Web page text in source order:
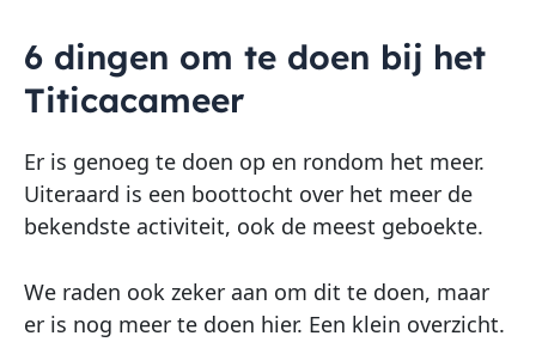
6 dingen om te doen bij het
Titicacameer
Er is genoeg te doen op en rondom het meer.
Uiteraard is een boottocht over het meer de
bekendste activiteit, ook de meest geboekte.
We raden ook zeker aan om dit te doen, maar
er is nog meer te doen hier. Een klein overzicht.